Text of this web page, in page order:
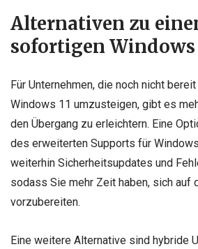
Alternativen zu
sofortigen Windows
Für Unternehmen, die noch nicht
Windows 11 umzusteigen, gibt es
den Übergang zu erleichtern. Eine
des erweiterten Supports für
weiterhin Sicherheitsupdates und
sodass Sie mehr Zeit haben, sich auf
vorzubereiten.
Eine weitere Alternative sind hybride